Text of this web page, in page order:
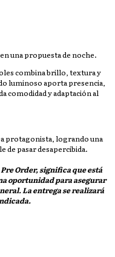
una propuesta de noche.
combina brillo, textura y
luminoso aporta presencia,
comodidad y adaptación al
protagonista, logrando una
de pasar desapercibida.
Pre Order, significa que está
oportunidad para asegurar
La entrega se realizará